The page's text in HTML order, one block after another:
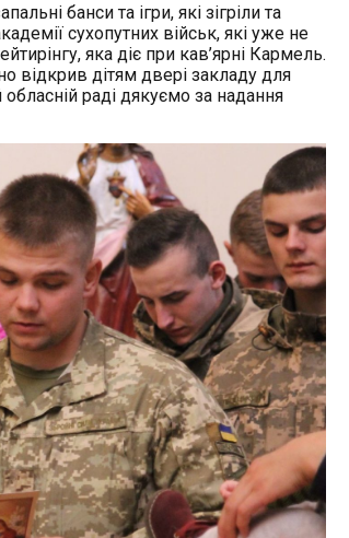
банси та ігри, які зігріли та
сухопутних військ, які уже не
яка діє при кав’ярні Кармель.
відкрив дітям двері закладу для
раді дякуємо за надання